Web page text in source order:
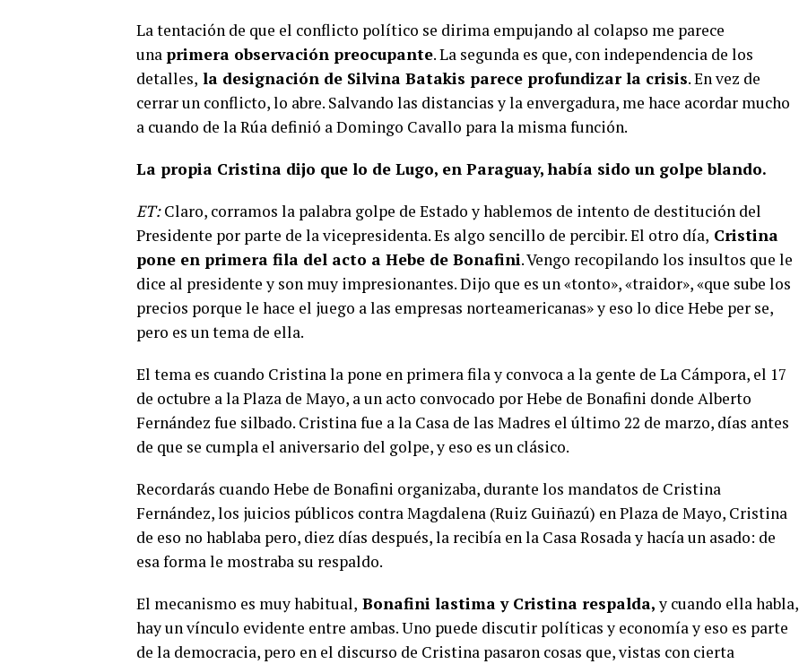
La tentación de que el conflicto político se dirima empujando al colapso me parece
una primera observación preocupante. La segunda es que, con independencia de los
detalles, la designación de Silvina Batakis parece profundizar la crisis. En vez de
cerrar un conflicto, lo abre. Salvando las distancias y la envergadura, me hace acordar mucho
a cuando de la Rúa definió a Domingo Cavallo para la misma función.
La propia Cristina dijo que lo de Lugo, en Paraguay, había sido un golpe blando.
ET:Claro, corramos la palabra golpe de Estado y hablemos de intento de destitución del
Presidente por parte de la vicepresidenta. Es algo sencillo de percibir. El otro día, Cristina
pone en primera fila del acto a Hebe de Bonafini. Vengo recopilando los insultos que le
dice al presidente y son muy impresionantes. Dijo que es un «tonto», «traidor», «que sube los
precios porque le hace el juego a las empresas norteamericanas» y eso lo dice Hebe per se,
pero es un tema de ella.
El tema es cuando Cristina la pone en primera fila y convoca a la gente de La Cámpora, el 17
de octubre a la Plaza de Mayo, a un acto convocado por Hebe de Bonafini donde Alberto
Fernández fue silbado. Cristina fue a la Casa de las Madres el último 22 de marzo, días antes
de que se cumpla el aniversario del golpe, y eso es un clásico.
Recordarás cuando Hebe de Bonafini organizaba, durante los mandatos de Cristina
Fernández, los juicios públicos contra Magdalena (Ruiz Guiñazú) en Plaza de Mayo, Cristina
de eso no hablaba pero, diez días después, la recibía en la Casa Rosada y hacía un asado: de
esa forma le mostraba su respaldo.
El mecanismo es muy habitual, Bonafini lastima y Cristina respalda,y cuando ella habla,
hay un vínculo evidente entre ambas. Uno puede discutir políticas y economía y eso es parte
de la democracia, pero en el discurso de Cristina pasaron cosas que, vistas con cierta